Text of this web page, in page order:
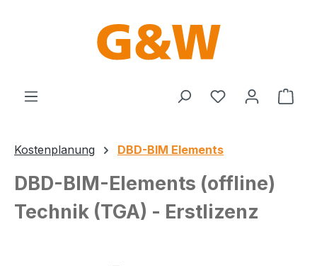
Du hast 0
Kostenplanung DBD-BIM Elements
DBD-BIM-Elements (offline)
Technik (TGA) - Erstlizenz